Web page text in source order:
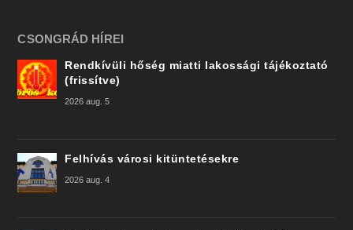
CSONGRÁD HÍREI
Rendkívüli hőség miatti lakossági tájékoztató
(frissítve)
2026 aug. 5
Felhívás városi kitüntetésekre
2026 aug. 4